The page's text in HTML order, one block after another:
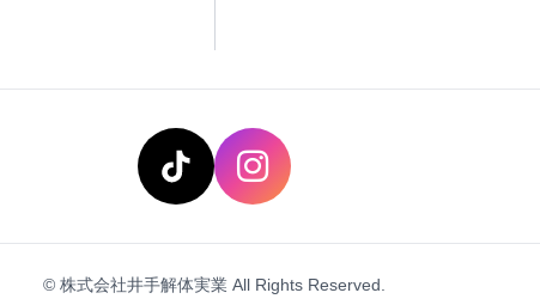
© 株式会社井手解体実業 All Rights Reserved.